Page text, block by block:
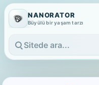
NANORATOR
Büyülü bir yaşam tarzı
Sitede ara